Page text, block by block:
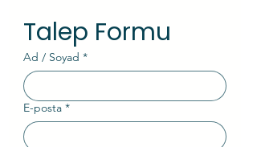
Talep Formu
Ad / Soyad *
E-posta *